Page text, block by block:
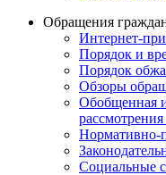
Обращения
Интернет-
Порядок и
Порядок
Обзоры
Обобщенная
Нормативно-
Социальные